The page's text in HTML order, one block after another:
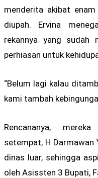
menderita akibat
diupah. Ervina
rekannya yang sudah
perhiasan untuk
“Belum lagi kalau
kami tambah
Rencananya,
setempat, H Darmawan
dinas luar, sehingga
oleh Asissten 3 Bupati,